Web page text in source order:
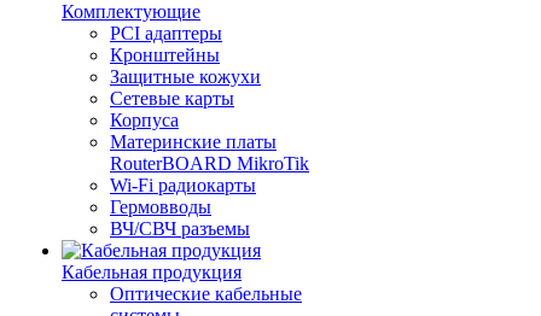
Комплектующие
PCI адаптеры
Кронштейны
Защитные кожухи
Сетевые карты
Корпуса
Материнские платы
RouterBOARD MikroTik
Wi-Fi радиокарты
Гермовводы
ВЧ/СВЧ разъемы
Кабельная продукция
Оптические кабельные